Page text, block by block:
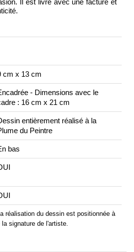
Il est livré avec une facture et
cm x 13 cm
- Dimensions avec le
: 16 cm x 21 cm
entièrement réalisé à la
du Peintre
bas
réalisation du dessin est positionnée à
la signature de l'artiste.